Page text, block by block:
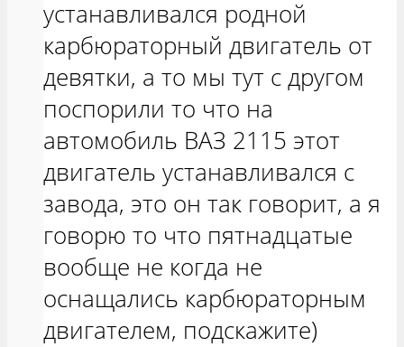
устанавливался родной
карбюраторный двигатель от
девятки, а то мы тут с другом
поспорили то что на
автомобиль ВАЗ 2115 этот
двигатель устанавливался с
завода, это он так говорит, а я
говорю то что пятнадцатые
вообще не когда не
оснащались карбюраторным
двигателем, подскажите)